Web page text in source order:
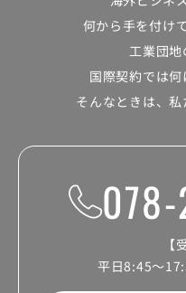
何から手を付け
工業団地
国際契約では
そんなときは、私
【
平日8:45～